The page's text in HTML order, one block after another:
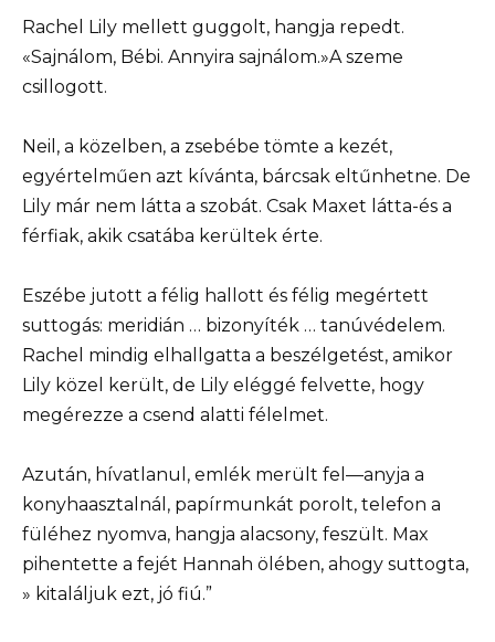
Rachel Lily mellett guggolt, hangja repedt.
«Sajnálom, Bébi. Annyira sajnálom.»A szeme
csillogott.
Neil, a közelben, a zsebébe tömte a kezét,
egyértelműen azt kívánta, bárcsak eltűnhetne. De
Lily már nem látta a szobát. Csak Maxet látta-és a
férfiak, akik csatába kerültek érte.
Eszébe jutott a félig hallott és félig megértett
suttogás: meridián … bizonyíték … tanúvédelem.
Rachel mindig elhallgatta a beszélgetést, amikor
Lily közel került, de Lily eléggé felvette, hogy
megérezze a csend alatti félelmet.
Azután, hívatlanul, emlék merült fel—anyja a
konyhaasztalnál, papírmunkát porolt, telefon a
füléhez nyomva, hangja alacsony, feszült. Max
pihentette a fejét Hannah ölében, ahogy suttogta,
» kitaláljuk ezt, jó fiú.”